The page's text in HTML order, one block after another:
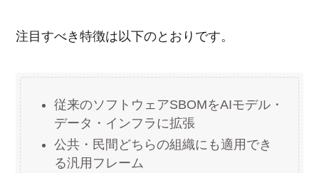
注目すべき特徴は以下のとおりです。
従来のソフトウェアSBOMをAIモデル・
データ・インフラに拡張
公共・民間どちらの組織にも適用でき
る汎用フレーム